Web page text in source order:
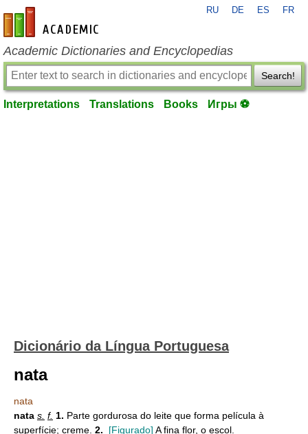
en-academic.com
RU DE ES FR
Academic Dictionaries and Encyclopedias
Search!
Interpretations Translations Books Игры ⚽
Dicionário da Língua Portuguesa
nata
nata
nata s. f. 1. Parte gordurosa do leite que forma película à
superfície; creme. 2. [Figurado] A fina flor, o escol.